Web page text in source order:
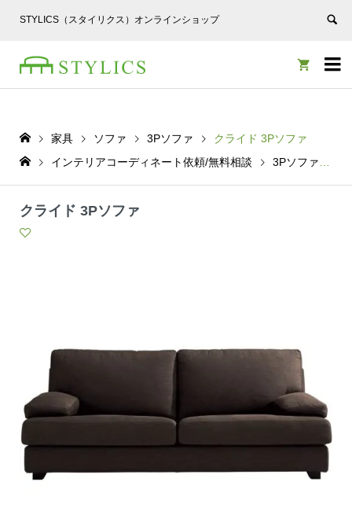
STYLICS（スタイリクス）オンラインショップ


家具 ソファ 3Pソファ
クライド 3Pソファ
インテリアコーディネート依頼/無料相談
3Pソファ
クライド 3Pソファ